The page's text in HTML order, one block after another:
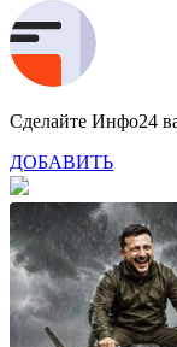
Сделайте Инфо24
ДОБАВИТЬ